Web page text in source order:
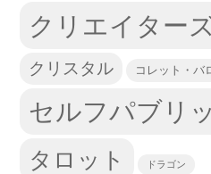
クリエイター
クリスタル コレット・バ
セルフパブリ
タロット ドラゴン